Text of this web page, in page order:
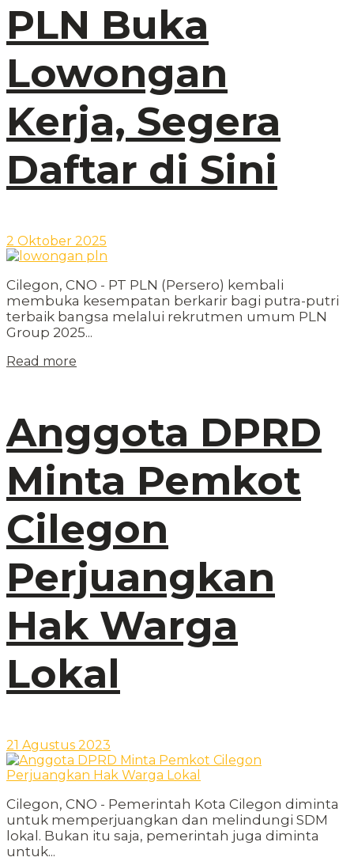
PLN Buka
Lowongan
Kerja, Segera
Daftar di Sini
2 Oktober 2025
Cilegon, CNO - PT PLN (Persero) kembali
membuka kesempatan berkarir bagi putra-putri
terbaik bangsa melalui rekrutmen umum PLN
Group 2025...
Read more
Anggota DPRD
Minta Pemkot
Cilegon
Perjuangkan
Hak Warga
Lokal
21 Agustus 2023
Cilegon, CNO - Pemerintah Kota Cilegon diminta
untuk memperjuangkan dan melindungi SDM
lokal. Bukan itu saja, pemerintah juga diminta
untuk...